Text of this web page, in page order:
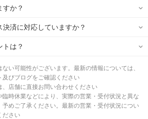
すか？
決済に対応していますか？
トは？
い可能性がございます。最新の情報については、
及びブログをご確認ください
店舗に直接お問い合わせください
時休業などにより、実際の営業・受付状況と異な
予めご了承ください。最新の営業・受付状況につい
ださい